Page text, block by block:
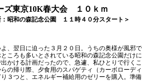
ズ東京10K春大会 １０ｋｍ
：昭和の森記念公園 １１時４０分スタート＞
よ、翌日に迫った３月２０日。うちの奥様が風邪
ころも多いとされている昭和の森記念公園だけ
出かける計画だったので、急遽、私ひとりで行くこ
の帰り際、夕食用のスパゲティ（カーボローデ
３つと、エネルギー補給用のゼリーを購入。準備